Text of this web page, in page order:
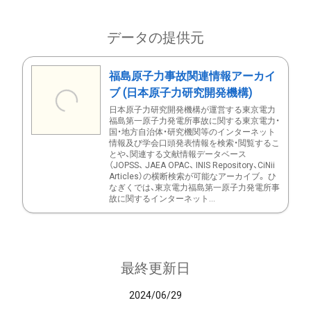
データの提供元
福島原子力事故関連情報アーカイ
ブ (日本原子力研究開発機構)
日本原子力研究開発機構が運営する東京電力
福島第一原子力発電所事故に関する東京電力・
国・地方自治体・研究機関等のインターネット
情報及び学会口頭発表情報を検索・閲覧するこ
とや、関連する文献情報データベース
（JOPSS、 JAEA OPAC、 INIS Repository、CiNii
Articles）の横断検索が可能なアーカイブ。 ひ
なぎくでは、東京電力福島第一原子力発電所事
故に関するインターネット...
最終更新日
2024/06/29